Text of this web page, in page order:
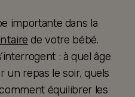
importante dans la
de votre bébé.
: à quel âge
un repas le soir, quels
équilibrer les